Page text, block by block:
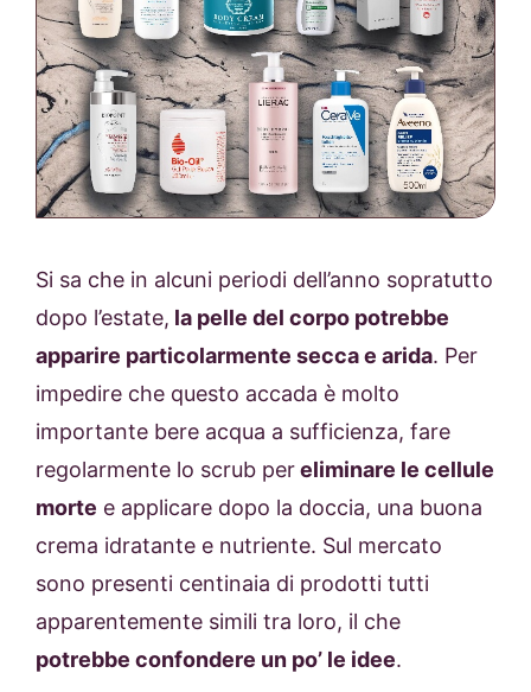
Si sa che in alcuni periodi dell’anno sopratutto
dopo l’estate, la pelle del corpo potrebbe
apparire particolarmente secca e arida. Per
impedire che questo accada è molto
importante bere acqua a sufficienza, fare
regolarmente lo scrub pereliminare le cellule
morte e applicare dopo la doccia, una buona
crema idratante e nutriente. Sul mercato
sono presenti centinaia di prodotti tutti
apparentemente simili tra loro, il che
potrebbe confondere un po’ le idee.